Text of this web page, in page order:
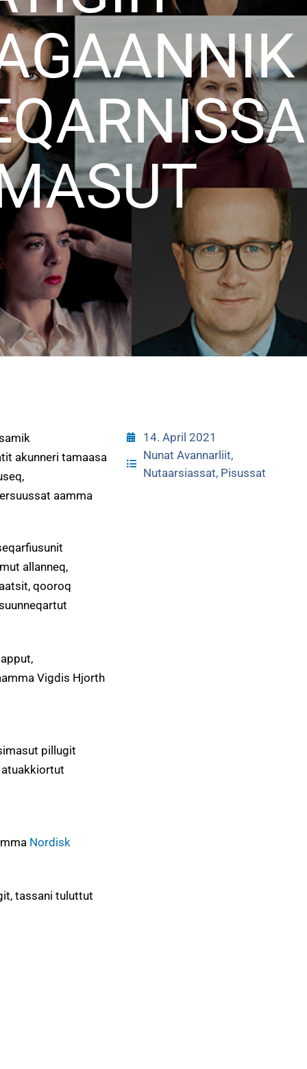
akunneri tamaasa
aamma
allanneq,
qooroq
Vigdis Hjorth
pillugit
Nordisk
tassani tuluttut
14. April 2021
Nunat Avannarliit,
Nutaarsiassat, Pisussat